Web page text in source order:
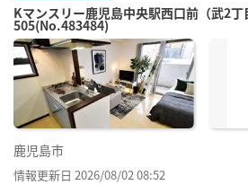
Kマンスリー鹿児島中央駅西口前（武2
505(No.483484)
鹿児島市
情報更新日 2026/08/02 08:52